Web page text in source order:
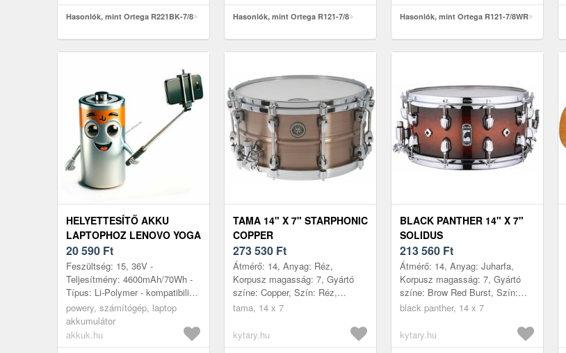
Hasonlók, mint Ortega R221BK-7/8 Hasonlók, mint Ortega R121-7/8 Hasonlók, mint Ortega R121-7/8WR
HELYETTESÍTŐ AKKU
LAPTOPHOZ LENOVO YOGA
7 14ARP8 / YOGA 7 14IRL8 /
YOGA 7 14IML9 / TÍPUS
L22M4PA1
20 590 Ft
Feszültség: 15, 36V -
Teljesítmény: 4600mAh/70Wh -
Típus: Li-Polymer - kompatibilis
modellek: Lenovo Yoga 7-
14ARP8 (Type 82YM) 7-14IRL8
(Type 82YL)...
powery, számítógép, laptop
akkumulátor
akkuk.hu
TAMA 14" X 7" STARPHONIC
COPPER
273 530 Ft
Átmérő: 14, Anyag: Réz,
Korpusz magasság: 7, Gyártó
színe: Copper, Szín: Réz,
Gyártás helye: Japán
tama, 14 x 7
kytary.hu
BLACK PANTHER 14" X 7"
SOLIDUS
213 560 Ft
Átmérő: 14, Anyag: Juharfa,
Korpusz magasság: 7, Gyártó
színe: Brow Red Burst, Szín:
Barna, Gyártás helye: Kína
black panther, 14 x 7
kytary.hu